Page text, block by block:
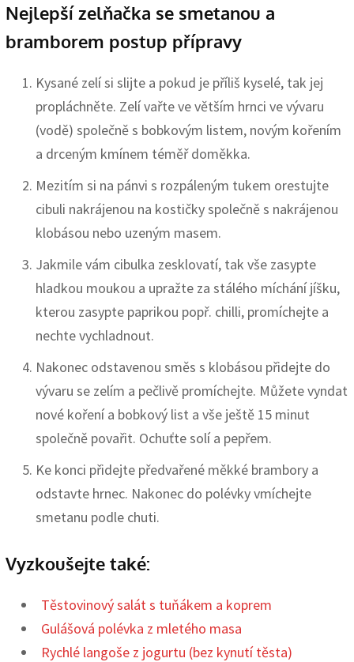
Nejlepší zelňačka se smetanou a
bramborem postup přípravy
Kysané zelí si slijte a pokud je příliš kyselé, tak jej
propláchněte. Zelí vařte ve větším hrnci ve vývaru
(vodě) společně s bobkovým listem, novým kořením
a drceným kmínem téměř doměkka.
Mezitím si na pánvi s rozpáleným tukem orestujte
cibuli nakrájenou na kostičky společně s nakrájenou
klobásou nebo uzeným masem.
Jakmile vám cibulka zesklovatí, tak vše zasypte
hladkou moukou a upražte za stálého míchání jíšku,
kterou zasypte paprikou popř. chilli, promíchejte a
nechte vychladnout.
Nakonec odstavenou směs s klobásou přidejte do
vývaru se zelím a pečlivě promíchejte. Můžete vyndat
nové koření a bobkový list a vše ještě 15 minut
společně povařit. Ochuťte solí a pepřem.
Ke konci přidejte předvařené měkké brambory a
odstavte hrnec. Nakonec do polévky vmíchejte
smetanu podle chuti.
Vyzkoušejte také:
Těstovinový salát s tuňákem a koprem
Gulášová polévka z mletého masa
Rychlé langoše z jogurtu (bez kynutí těsta)